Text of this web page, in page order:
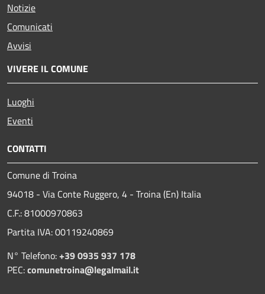
Notizie
Comunicati
Avvisi
VIVERE IL COMUNE
Luoghi
Eventi
CONTATTI
Comune di Troina
94018 - Via Conte Ruggero, 4 - Troina (En) Italia
C.F.: 81000970863
Partita IVA: 00119240869
N° Telefono:+39 0935 937 178
PEC:comunetroina@legalmail.it